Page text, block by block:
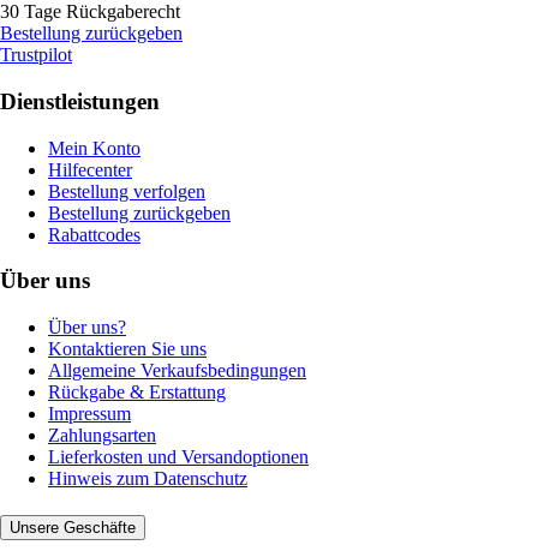
30 Tage Rückgaberecht
Bestellung zurückgeben
Trustpilot
Dienstleistungen
Mein Konto
Hilfecenter
Bestellung verfolgen
Bestellung zurückgeben
Rabattcodes
Über uns
Über uns?
Kontaktieren Sie uns
Allgemeine Verkaufsbedingungen
Rückgabe & Erstattung
Impressum
Zahlungsarten
Lieferkosten und Versandoptionen
Hinweis zum Datenschutz
Unsere Geschäfte